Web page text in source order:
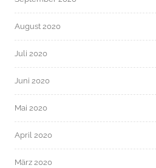
August 2020
Juli 2020
Juni 2020
Mai 2020
April 2020
März 2020